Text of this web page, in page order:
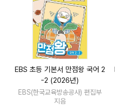
EBS 초등 기본서 만점왕 국어 2
-2 (2026년)
EBS(한국교육방송공사) 편집부
지음